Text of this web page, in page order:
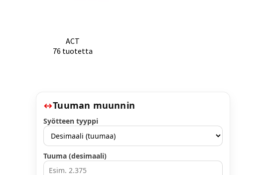
ACT
76 tuotetta
Tuuman muunnin
Syötteen tyyppi
Tuuma (desimaali)